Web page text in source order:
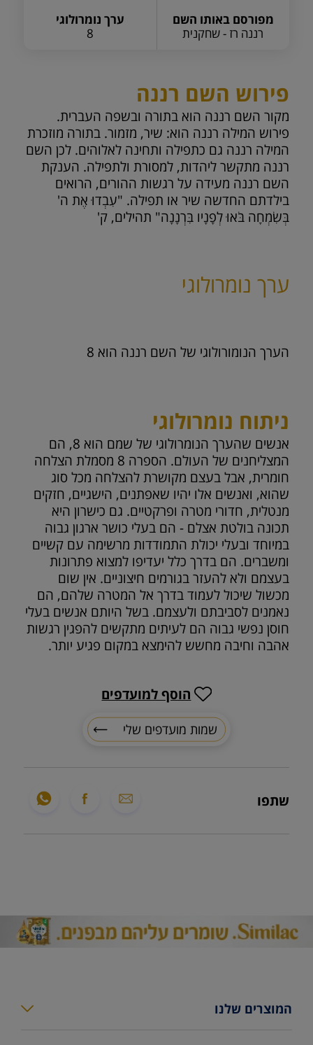
מפורסם באותו השם
רננה רז - שחקנית
ערך נומרולוגי
8
פירוש השם רננה
מקור השם רננה הוא בתורה ובשפה העברית.
פירוש המילה רננה הוא: שיר, מזמור. בתורה מוזכרת
המילה רננה גם כתפילה ותחינה לאלוהים. לכן השם
רננה מתקשר ליהדות, למסורת ולתפילה. הענקת
השם רננה מעידה על רגשות ההורים, הרואים
בילדתם החדשה שיר או תפילה. "עִבְדוּ אֶת ה'
בְּשִׂמְחָה בֹּאוּ לְפָנָיו בִּרְנָנָה" תהילים, ק'
ערך נומרולוגי
הערך הנומורולוגי של השם רננה הוא 8
ניתוח נומרולוגי
אנשים שהערך הנומרולוגי של שמם הוא 8, הם
המצליחנים של העולם. הספרה 8 מסמלת הצלחה
חומרית, אבל בעצם מקושרת להצלחה מכל סוג
שהוא, ואנשים אלו יהיו שאפתנים, הישגיים, חזקים
מנטלית, חדורי מטרה ופרקטיים. גם כישרון היא
תכונה בולטת אצלם - הם בעלי כושר ארגון גבוה
במיוחד ובעלי יכולת התמודדות מרשימה עם קשיים
ומשברים. הם בדרך כלל יעדיפו למצוא פתרונות
בעצמם ולא להעזר בגורמים חיצוניים. אין שום
מכשול שיכול לעמוד בדרך אל המטרה שלהם, הם
נאמנים לסביבתם ולעצמם. בשל היותם אנשים בעלי
חוסן נפשי גבוה הם לעיתים מתקשים להפגין רגשות
אהבה וחיבה מחשש להימצא במקום פגיע יותר.
שתפו
שמות מועדפים שלי
הוסף למועדפים
המוצרים שלנו